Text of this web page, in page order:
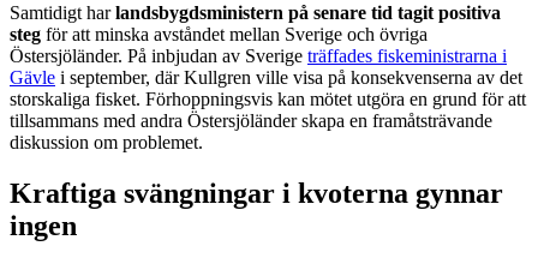
Samtidigt harlandsbygdsministern på senare tid tagit positiva
steg för att minska avståndet mellan Sverige och övriga
Östersjöländer. På inbjudan av Sverige träffades fiskeministrarna i
Gävle i september, där Kullgren ville visa på konsekvenserna av det
storskaliga fisket. Förhoppningsvis kan mötet utgöra en grund för att
tillsammans med andra Östersjöländer skapa en framåtsträvande
diskussion om problemet.
Kraftiga svängningar i kvoterna gynnar
ingen